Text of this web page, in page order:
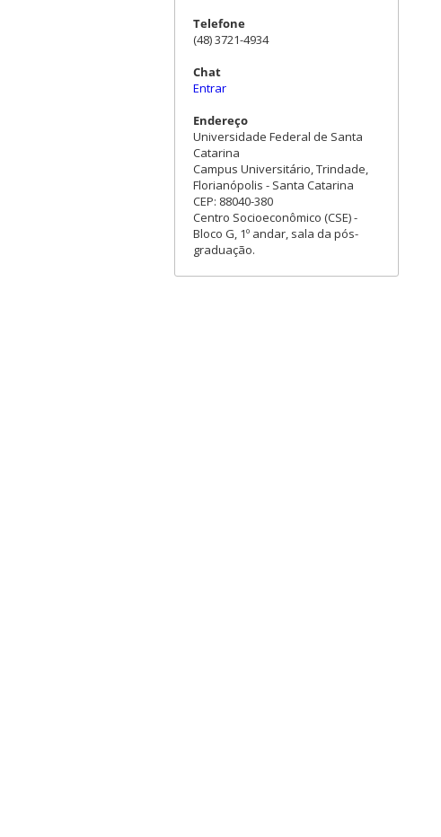
Telefone
(48) 3721-4934
Chat
Entrar
Endereço
Universidade Federal de Santa
Catarina
Campus Universitário, Trindade,
Florianópolis - Santa Catarina
CEP: 88040-380
Centro Socioeconômico (CSE) -
Bloco G, 1º andar, sala da pós-
graduação.